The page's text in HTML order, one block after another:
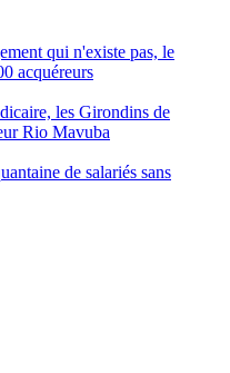
qui n'existe pas, le
acquéreurs
les Girondins de
Rio Mavuba
de salariés sans